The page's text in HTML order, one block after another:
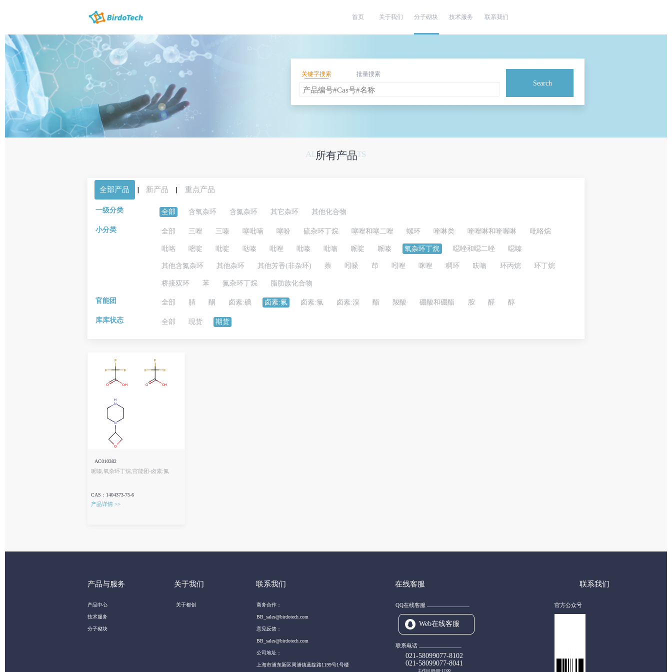
首页 关于我们 分子砌块 技术服务 联系我们
关键字搜索 批量搜索
Search
ALL PRODUCTS
所有产品
全部产品 | 新产品 | 重点产品
一级分类 全部 含氧杂环 含氮杂环 其它杂环 其他化合物
小分类 全部 三唑 三嗪 噻吡喃 噻吩 硫杂环丁烷 噻唑和噻二唑 螺环 喹啉类 喹唑啉和喹喔啉 吡咯烷
吡咯 嘧啶 吡啶 哒嗪 吡唑 吡嗪 吡喃 哌啶 哌嗪 氧杂环丁烷 噁唑和噁二唑 噁嗪
其他含氮杂环 其他杂环 其他芳香(非杂环) 萘 吲哚 茚 吲唑 咪唑 稠环 呋喃 环丙烷 环丁烷
桥接双环 苯 氮杂环丁烷 脂肪族化合物
官能团 全部 腈 酮 卤素:碘 卤素:氟 卤素:氯 卤素:溴 酯 羧酸 硼酸和硼酯 胺 醛 醇
库库状态 全部 现货 期货
AC010382
哌嗪,氧杂环丁烷,官能团-卤素:氟
CAS：1404373-75-6
产品详情 >>
产品与服务 关于我们 联系我们 在线客服 联系我们
产品中心
技术服务
分子砌块
关于都创 商务合作：
BB_sales@birdotech.com
意见反馈：
BB_sales@birdotech.com
公司地址：
上海市浦东新区周浦镇蓝靛路1199号1号楼
QQ在线客服
Web在线客服
联系电话
021-58099077-8102
021-58099077-8041
工作日 09:00-17:00
官方公众号